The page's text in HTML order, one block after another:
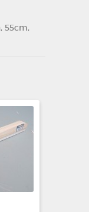
55cm,